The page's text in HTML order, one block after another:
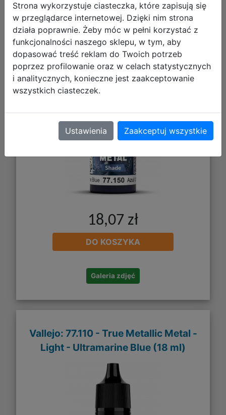
Vallejo: 77.150 - True Metallic Metal -
Shade - Ultramarine Blue (18 ml)
18,07 zł
DO KOSZYKA
Galeria zdjęć
Vallejo: 77.110 - True Metallic Metal -
Light - Ultramarine Blue (18 ml)
Strona wykorzystuje ciasteczka, które zapisują się
w przeglądarce internetowej. Dzięki nim strona
działa poprawnie. Żeby móc w pełni korzystać z
funkcjonalności naszego sklepu, w tym, aby
dopasować treść reklam do Twoich potrzeb
poprzez profilowanie oraz w celach statystycznych
i analitycznych, konieczne jest zaakceptowanie
wszystkich ciasteczek.
Ustawienia Zaakceptuj wszystkie